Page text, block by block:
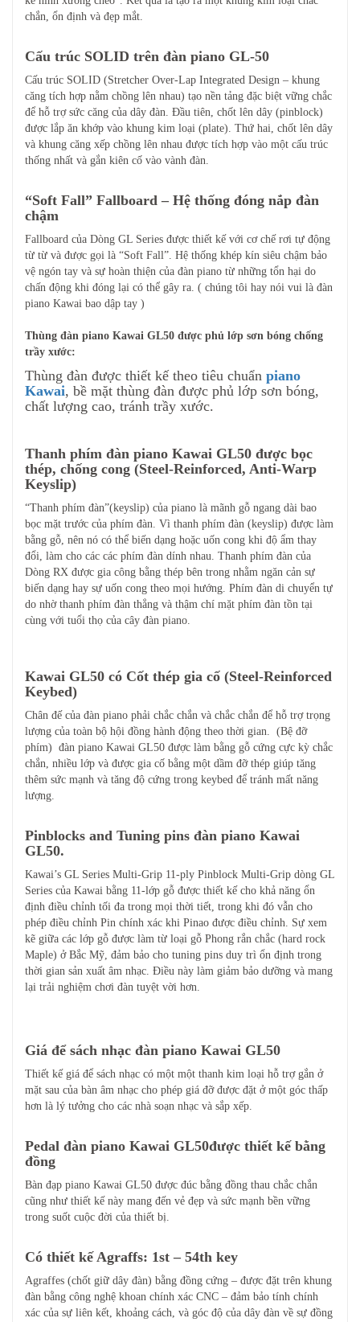
chắn, ổn định và đẹp mắt.
Cấu trúc SOLID trên đàn piano GL-50
Cấu trúc SOLID (Stretcher Over-Lap Integrated Design – khung
căng tích hợp nằm chồng lên nhau) tạo nền tảng đặc biệt vững chắc
để hỗ trợ sức căng của dây đàn. Đầu tiên, chốt lên dây (pinblock)
được lắp ăn khớp vào khung kim loại (plate). Thứ hai, chốt lên dây
và khung căng xếp chồng lên nhau được tích hợp vào một cấu trúc
thống nhất và gắn kiên cố vào vành đàn.
“Soft Fall” Fallboard – Hệ thống đóng nắp đàn
chậm
Fallboard của Dòng GL Series được thiết kế với cơ chế rơi tự động
từ từ và được gọi là “Soft Fall”. Hệ thống khép kín siêu chậm bảo
vệ ngón tay và sự hoàn thiện của đàn piano từ những tổn hại do
chấn động khi đóng lại có thể gây ra. ( chúng tôi hay nói vui là đàn
piano Kawai bao dập tay )
Thùng đàn piano Kawai GL50 được phủ lớp sơn bóng chống
trầy xước:
Thùng đàn được thiết kế theo tiêu chuẩn piano
Kawai, bề mặt thùng đàn được phủ lớp sơn bóng,
chất lượng cao, tránh trầy xước.
Thanh phím đàn piano Kawai GL50 được bọc
thép, chống cong (Steel-Reinforced, Anti-Warp
Keyslip)
“Thanh phím đàn”(keyslip) của piano là mãnh gỗ ngang dài bao
bọc mặt trước của phím đàn. Vì thanh phím đàn (keyslip) được làm
bằng gỗ, nên nó có thể biến dạng hoặc uốn cong khi độ ẩm thay
đổi, làm cho các các phím đàn dính nhau. Thanh phím đàn của
Dòng RX được gia công bằng thép bên trong nhằm ngăn cản sự
biến dạng hay sự uốn cong theo mọi hướng. Phím đàn di chuyển tự
do nhờ thanh phím đàn thẳng và thậm chí mặt phím đàn tồn tại
cùng với tuổi thọ của cây đàn piano.
Kawai GL50 có Cốt thép gia cố (Steel-Reinforced
Keybed)
Chân đế của đàn piano phải chắc chắn và chắc chắn để hỗ trợ trọng
lượng của toàn bộ hội đồng hành động theo thời gian. (Bệ đỡ
phím) đàn piano Kawai GL50 được làm bằng gỗ cứng cực kỳ chắc
chắn, nhiều lớp và được gia cố bằng một dầm đỡ thép giúp tăng
thêm sức mạnh và tăng độ cứng trong keybed để tránh mất năng
lượng.
Pinblocks and Tuning pins đàn piano Kawai
GL50.
Kawai’s GL Series Multi-Grip 11-ply Pinblock Multi-Grip dòng GL
Series của Kawai bằng 11-lớp gỗ được thiết kế cho khả năng ổn
định điều chỉnh tối đa trong mọi thời tiết, trong khi đó vẫn cho
phép điều chỉnh Pin chính xác khi Pinao được điều chỉnh. Sự xem
kẽ giữa các lớp gỗ được làm từ loại gỗ Phong rắn chắc (hard rock
Maple) ở Bắc Mỹ, đảm bảo cho tuning pins duy trì ổn định trong
thời gian sản xuất âm nhạc. Điều này làm giảm bảo dưỡng và mang
lại trải nghiệm chơi đàn tuyệt vời hơn.
Giá để sách nhạc đàn piano Kawai GL50
Thiết kế giá để sách nhạc có một một thanh kim loại hỗ trợ gắn ở
mặt sau của bàn âm nhạc cho phép giá đỡ được đặt ở một góc thấp
hơn là lý tưởng cho các nhà soạn nhạc và sắp xếp.
Pedal đàn piano Kawai GL50được thiết kế bằng
đồng
Bàn đạp piano Kawai GL50 được đúc bằng đồng thau chắc chắn
cũng như thiết kế này mang đến vẻ đẹp và sức mạnh bền vững
trong suốt cuộc đời của thiết bị.
Có thiết kế Agraffs: 1st – 54th key
Agraffes (chốt giữ dây đàn) bằng đồng cứng – được đặt trên khung
đàn bằng công nghệ khoan chính xác CNC – đảm bảo tính chính
xác của sự liên kết, khoảng cách, và góc độ của dây đàn về sự đồng